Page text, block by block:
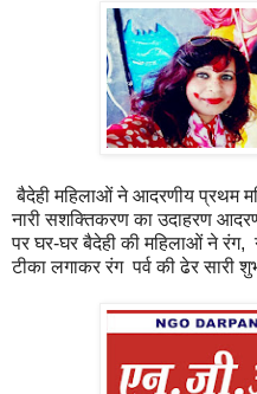
बैदेही महिलाओं ने आदरणीय प्रथम
नारी सशक्तिकरण का उदाहरण
पर घर-घर बैदेही की महिलाओं ने
टीका लगाकर रंग पर्व की ढेर सारी